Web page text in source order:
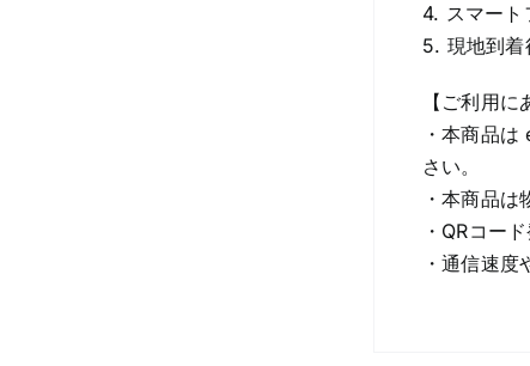
4. スマート
5. 現地到着
【ご利用に
・本商品
さい。
・本商品
・QRコー
・通信速